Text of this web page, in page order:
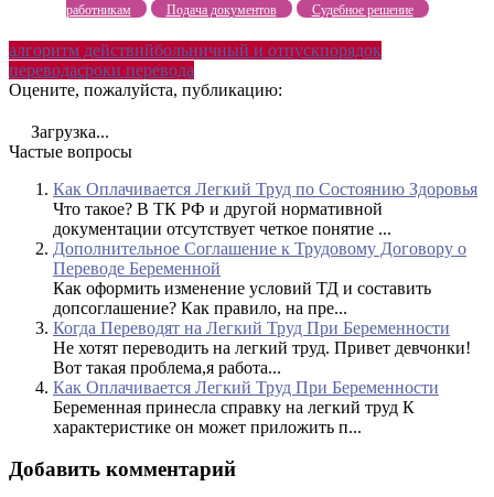
работникам
Подача документов Судебное решение
алгоритм действийбольничный и отпускпорядок
переводасроки перевода
Оцените, пожалуйста, публикацию:
Загрузка...
Частые вопросы
Как Оплачивается Легкий Труд по Состоянию Здоровья
Что такое? В ТК РФ и другой нормативной
документации отсутствует четкое понятие ...
Дополнительное Соглашение к Трудовому Договору о
Переводе Беременной
Как оформить изменение условий ТД и составить
допсоглашение? Как правило, на пре...
Когда Переводят на Легкий Труд При Беременности
Не хотят переводить на легкий труд. Привет девчонки!
Вот такая проблема,я работа...
Как Оплачивается Легкий Труд При Беременности
Беременная принесла справку на легкий труд К
характеристике он может приложить п...
Добавить комментарий